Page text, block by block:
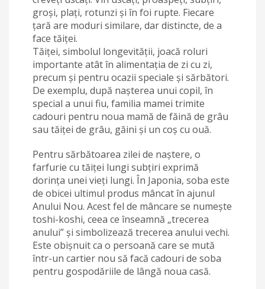
groși, plați, rotunzi și în foi rupte. Fiecare
țară are moduri similare, dar distincte, de a
face tăiței.
Tăiței, simbolul longevității, joacă roluri
importante atât în alimentația de zi cu zi,
precum și pentru ocazii speciale și sărbători.
De exemplu, după nașterea unui copil, în
special a unui fiu, familia mamei trimite
cadouri pentru noua mamă de făină de grâu
sau tăiței de grâu, găini și un coș cu ouă.
Pentru sărbătoarea zilei de naștere, o
farfurie cu tăiței lungi subțiri exprimă
dorința unei vieți lungi. În Japonia, soba este
de obicei ultimul produs mâncat în ajunul
Anului Nou. Acest fel de mâncare se numește
toshi-koshi, ceea ce înseamnă „trecerea
anului” și simbolizează trecerea anului vechi.
Este obișnuit ca o persoană care se mută
într-un cartier nou să facă cadouri de soba
pentru gospodăriile de lângă noua casă.